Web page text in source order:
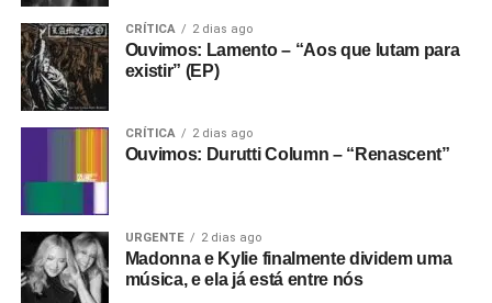
CRÍTICA 2 dias ago
Ouvimos: Lamento – “Aos que lutam para
existir” (EP)
CRÍTICA 2 dias ago
Ouvimos: Durutti Column – “Renascent”
URGENTE 2 dias ago
Madonna e Kylie finalmente dividem uma
música, e ela já está entre nós